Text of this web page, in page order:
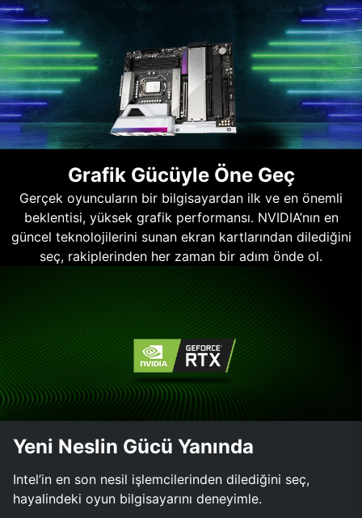
Grafik Gücüyle Öne Geç
Gerçek oyuncuların bir bilgisayardan ilk ve en önemli
beklentisi, yüksek grafik performansı. NVIDIA’nın en
güncel teknolojilerini sunan ekran kartlarından dilediğini
seç, rakiplerinden her zaman bir adım önde ol.
Yeni Neslin Gücü Yanında
Intel’in en son nesil işlemcilerinden dilediğini seç,
hayalindeki oyun bilgisayarını deneyimle.